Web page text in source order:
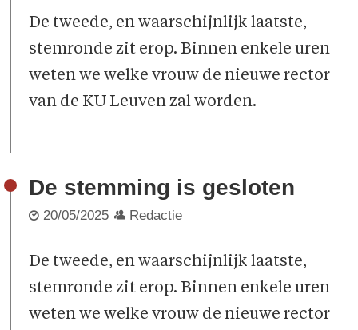
De tweede, en waarschijnlijk laatste,
stemronde zit erop. Binnen enkele uren
weten we welke vrouw de nieuwe rector
van de KU Leuven zal worden.
De stemming is gesloten
20/05/2025 Redactie
De tweede, en waarschijnlijk laatste,
stemronde zit erop. Binnen enkele uren
weten we welke vrouw de nieuwe rector